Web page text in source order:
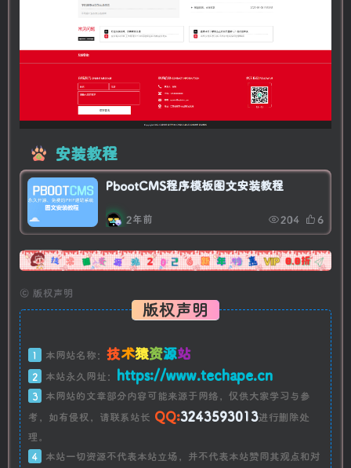
安装教程
PbootCMS程序模板图文安装教程
2年前 204 6
广告
© 版权声明
版权声明
1 本网站名称： 技术猿资源站
2 本站永久网址： https://www.techape.cn
3
本网站的文章部分内容可能来源于网络，仅供大家学习与参
考，如有侵权，请联系站长 QQ:3243593013进行删除处
理。
4
本站一切资源不代表本站立场，并不代表本站赞同其观点和对